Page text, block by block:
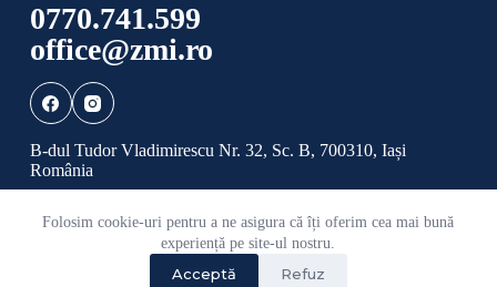
Folosim cookie-uri pentru a ne asigura că îți oferim cea mai bună
experiență pe site-ul nostru.
Acceptă Refuz
0770.741.599
office@zmi.ro
B-dul Tudor Vladimirescu Nr. 32, Sc. B, 700310, Iași
România
2026 Toate drepturile rezervate ADI ZONA
Politică de confidențialitate